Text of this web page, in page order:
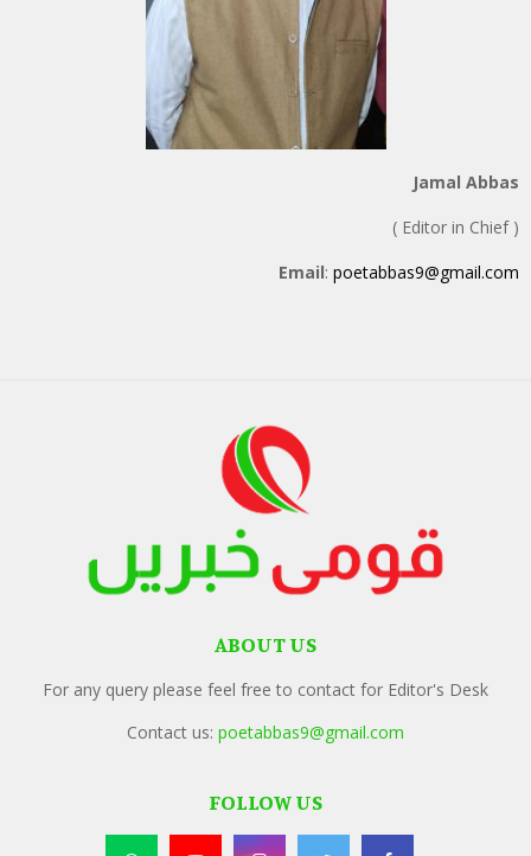
Jamal Abbas
( Editor in Chief )
Email: poetabbas9@gmail.com
ABOUT US
For any query please feel free to contact for Editor's Desk
Contact us: poetabbas9@gmail.com
FOLLOW US